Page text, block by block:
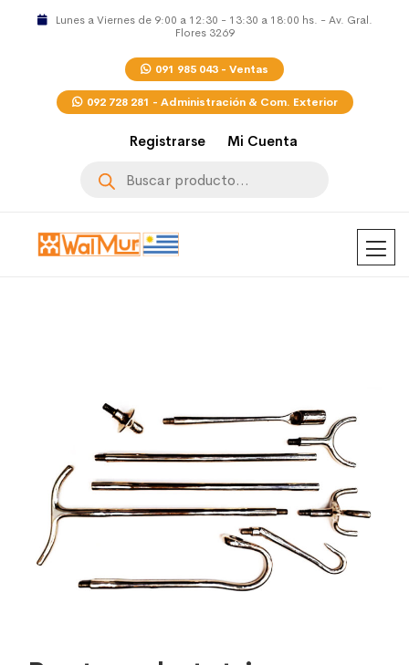
Lunes a Viernes de 9:00 a 12:30 - 13:30 a 18:00 hs. - Av. Gral.
Flores 3269
091 985 043 - Ventas
092 728 281 - Administración & Com. Exterior
Registrarse Mi Cuenta